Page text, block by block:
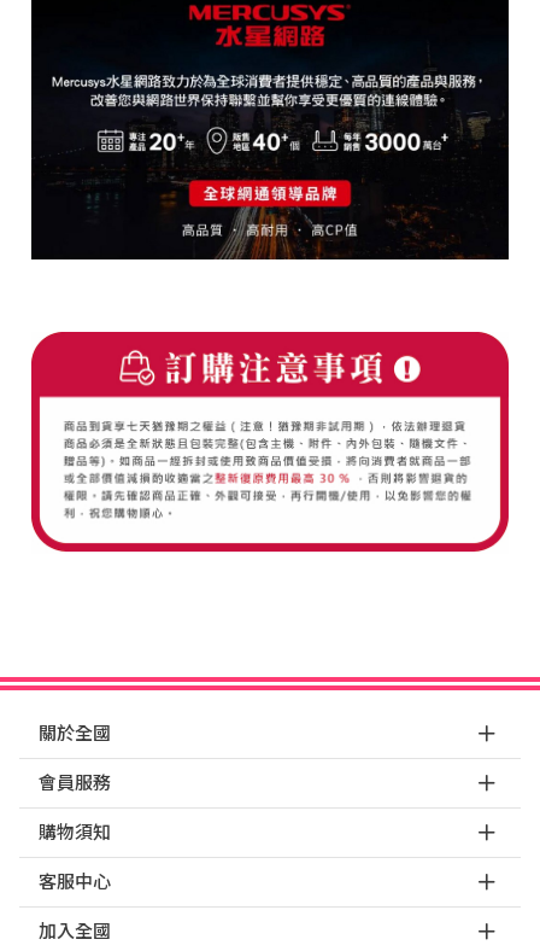
關於全國
會員服務
購物須知
客服中心
加入全國